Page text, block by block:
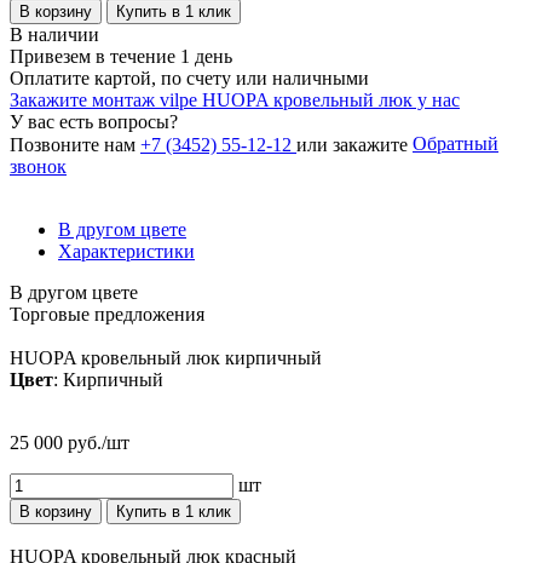
В корзину
Купить в 1 клик
В наличии
Привезем в течение 1 день
Оплатите картой, по счету или наличными
Закажите монтаж vilpe HUOPA кровельный люк у нас
У вас есть вопросы?
Позвоните нам +7 (3452) 55-12-12 или закажите Обратный
звонок
В другом цвете
Характеристики
В другом цвете
Торговые предложения
HUOPA кровельный люк кирпичный
Цвет: Кирпичный
25 000 руб./шт
шт
В корзину Купить в 1 клик
HUOPA кровельный люк красный